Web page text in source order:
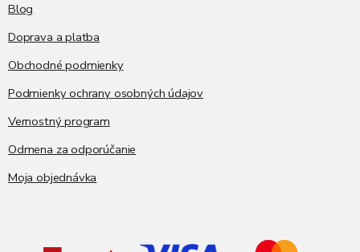
Blog
Doprava a platba
Obchodné podmienky
Podmienky ochrany osobných údajov
Vernostný program
Odmena za odporúčanie
Moja objednávka